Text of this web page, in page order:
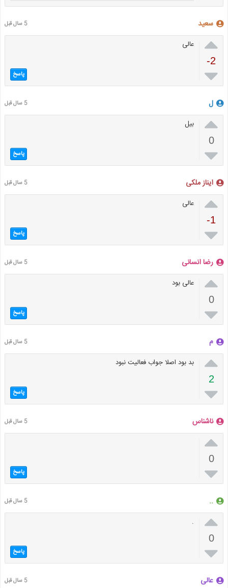
سعید 5 سال قبل

-2

عالی
پاسخ
ل 5 سال قبل

0

بیل
پاسخ
ایناز ملکی 5 سال قبل

-1

عالی
پاسخ
رضا انسانی 5 سال قبل

0

عالی بود
پاسخ
م 5 سال قبل

2

بد بود اصلا جواب فعالیت نبود
پاسخ
ناشناس 5 سال قبل

0
 پاسخ
.. 5 سال قبل

0

.
پاسخ
عالی 5 سال قبل